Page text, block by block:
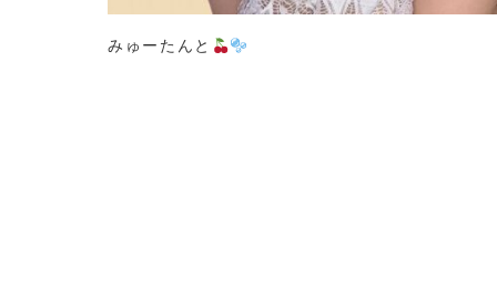
みゅーたんと